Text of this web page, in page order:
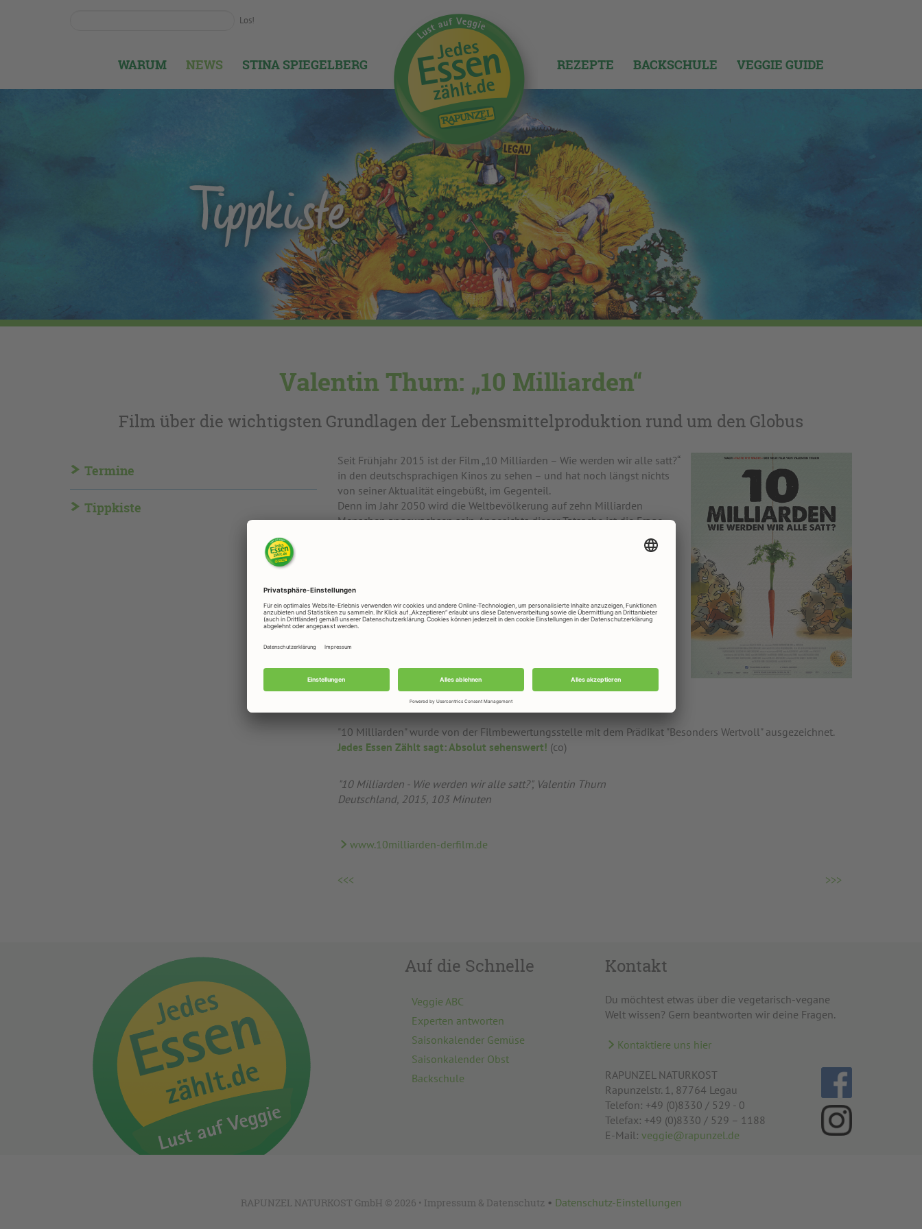
Los!
WARUM NEWS STINA SPIEGELBERG REZEPTE BACKSCHULE VEGGIE GUIDE
Valentin Thurn: „10 Milliarden“
Film über die wichtigsten Grundlagen der Lebensmittelproduktion rund um den Globus
Termine
Tippkiste
Seit Frühjahr 2015 ist der Film „10 Milliarden – Wie werden wir alle satt?“
in den deutschsprachigen Kinos zu sehen – und hat noch längst nichts
von seiner Aktualität eingebüßt, im Gegenteil.
Denn im Jahr 2050 wird die Weltbevölkerung auf zehn Milliarden
Menschen angewachsen sein. Angesichts dieser Tatsache ist die Frage
Lebensmittelproduktion rund um den Globus erkundet.
Er hat Bio-Bauern und Lebensmittelspekulanten getroffen, hat
die Lösung auf seine Frage zu kennen – einerseits die industrielle
Landwirtschaft, andererseits die biologische und traditionelle
"10 Milliarden" wurde von der Filmbewertungsstelle mit dem Prädikat "Besonders Wertvoll" ausgezeichnet.
Jedes Essen Zählt sagt: Absolut sehenswert! (co)
"10 Milliarden - Wie werden wir alle satt?", Valentin Thurn
Deutschland, 2015, 103 Minuten
www.10milliarden-derfilm.de
<<< >>>
Auf die Schnelle
Veggie ABC
Experten antworten
Saisonkalender Gemüse
Saisonkalender Obst
Backschule
Kontakt
Du möchtest etwas über die vegetarisch-vegane
Welt wissen? Gern beantworten wir deine Fragen.
Kontaktiere uns hier
RAPUNZEL NATURKOST
Rapunzelstr. 1, 87764 Legau
Telefon: +49 (0)8330 / 529 - 0
Telefax: +49 (0)8330 / 529 – 1188
E-Mail: veggie@rapunzel.de
RAPUNZEL NATURKOST GmbH © 2026 • Impressum& Datenschutz • Datenschutz-Einstellungen